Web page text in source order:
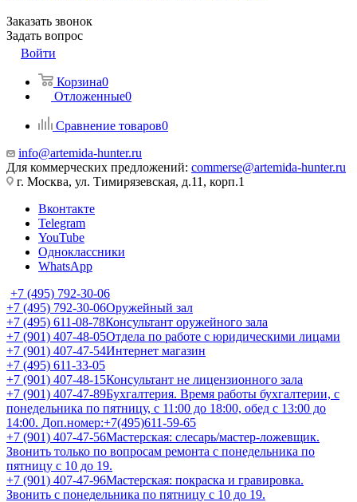
Заказать звонок
Задать вопрос
Войти
Корзина0
Отложенные0
Сравнение товаров0
info@artemida-hunter.ru
Для коммерческих предложений: commerse@artemida-hunter.ru
г. Москва, ул. Тимирязевская, д.11, корп.1
Вконтакте
Telegram
YouTube
Одноклассники
WhatsApp
+7 (495) 792-30-06
+7 (495) 792-30-06Оружейный зал
+7 (495) 611-08-78Консультант оружейного зала
+7 (901) 407-48-05Отдела по работе с юридическими лицами
+7 (901) 407-47-54Интернет магазин
+7 (495) 611-33-05
+7 (901) 407-48-15Консультант не лицензионного зала
+7 (901) 407-47-89Бухгалтерия. Время работы бухгалтерии, с
понедельника по пятницу, с 11:00 до 18:00, обед с 13:00 до
14:00. Доп.номер:+7(495)611-59-65
+7 (901) 407-47-56Мастерская: слесарь/мастер-ложевщик.
Звонить только по вопросам ремонта с понедельника по
пятницу с 10 до 19.
+7 (901) 407-47-96Мастерская: покраска и гравировка.
Звонить с понедельника по пятницу с 10 до 19.